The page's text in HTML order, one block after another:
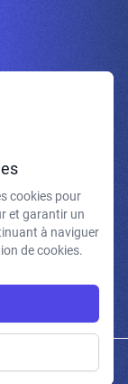
connaissance de
légales.
réservés.
cookies pour
et garantir un
à naviguer
de cookies.